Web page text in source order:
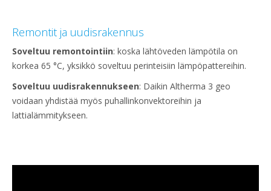
Remontit ja uudisrakennus
Soveltuu remontointiin: koska lähtöveden lämpötila on
korkea 65 °C, yksikkö soveltuu perinteisiin lämpöpattereihin.
Soveltuu uudisrakennukseen: Daikin Altherma 3 geo
voidaan yhdistää myös puhallinkonvektoreihin ja
lattialämmitykseen.